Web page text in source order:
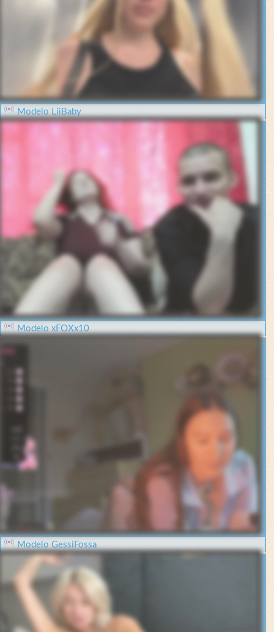
Modelo LiiBaby
Modelo xFOXx10
Modelo GessiFossa